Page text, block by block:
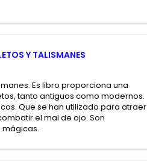
Y TALISMANES
Es libro proporciona una
tanto antiguos como modernos.
Que se han utilizado para atraer
el mal de ojo. Son
mágicas.